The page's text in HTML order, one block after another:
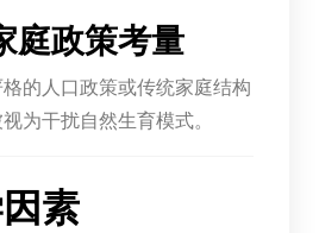
庭政策考量
的人口政策或传统家庭结构
为干扰自然生育模式。
素